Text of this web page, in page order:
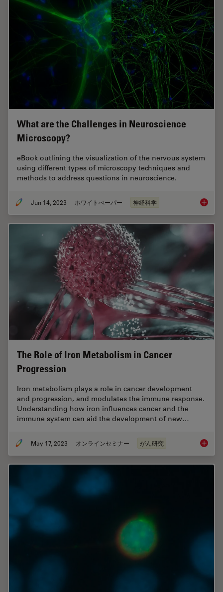
What are the Challenges in Neuroscience
Microscopy?
eBook outlining the visualization of the nervous system
using different types of microscopy techniques and
methods to address questions in neuroscience.
Jun 14, 2023 ホワイトぺーパー 神経科学 What
The Role of Iron Metabolism in Cancer
Progression
Iron metabolism plays a role in cancer development
and progression, and modulates the immune response.
Understanding how iron influences cancer and the
immune system can aid the development of new…
May 17, 2023 オンラインセミナー がん研究 The